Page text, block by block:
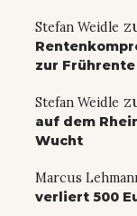
Stefan Weidle
zur Frührente
Stefan Weidle
auf dem
Wucht
Marcus
verliert 500